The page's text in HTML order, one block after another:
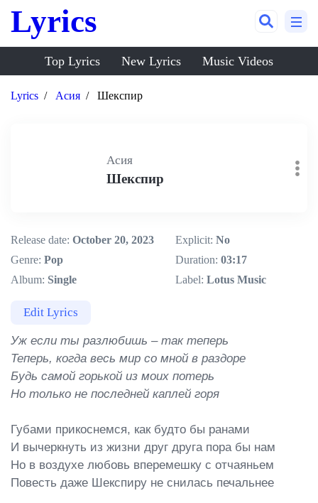
Lyrics
Top Lyrics New Lyrics Music Videos
Lyrics Асия Шекспир
Асия
Шекспир
Release date: October 20, 2023
Genre: Pop
Album: Single
Explicit: No
Duration: 03:17
Label: Lotus Music
Edit Lyrics
Уж если ты разлюбишь – так теперь
Теперь, когда весь мир со мной в раздоре
Будь самой горькой из моих потерь
Но только не последней каплей горя
Губами прикоснемся, как будто бы ранами
И вычеркнуть из жизни друг друга пора бы нам
Но в воздухе любовь вперемешку с отчаяньем
Повесть даже Шекспиру не снилась печальнее